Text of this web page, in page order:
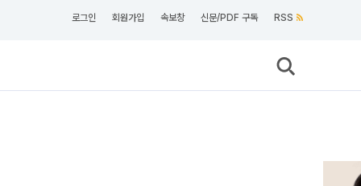
로그인 회원가입 속보창 신문/PDF 구독 RSS